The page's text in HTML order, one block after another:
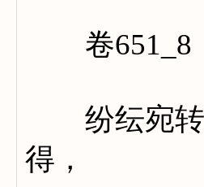
卷651_8
纷纭宛转
得，